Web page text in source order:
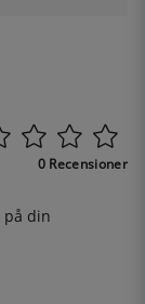
0 Recensioner
på din